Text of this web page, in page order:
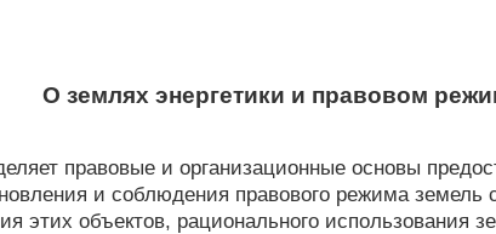
О землях энергетики и правовом
правовые и организационные основы
и соблюдения правового режима
этих объектов, рационального использования